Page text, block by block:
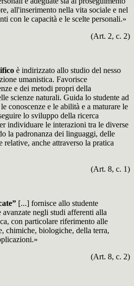
all'inserimento nella vita sociale e nel
con le capacità e le scelte personali.»
(Art. 2, c. 2)
è indirizzato allo studio del nesso
umanistica. Favorisce
e dei metodi propri della
scienze naturali. Guida lo studente ad
conoscenze e le abilità e a maturare le
lo sviluppo della ricerca
individuare le interazioni tra le diverse
la padronanza dei linguaggi, delle
relative, anche attraverso la pratica
(Art. 8, c. 1)
[...] fornisce allo studente
negli studi afferenti alla
con particolare riferimento alle
chimiche, biologiche, della terra,
(Art. 8, c. 2)